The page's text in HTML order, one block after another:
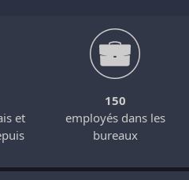
et
150
employés dans les
bureaux